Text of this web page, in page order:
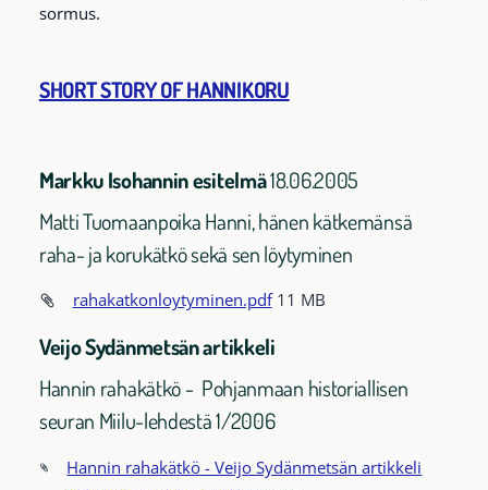
sormus.
SHORT STORY OF HANNIKORU
Markku Isohannin esitelmä18.06.2005
Matti Tuomaanpoika Hanni, hänen kätkemänsä
raha- ja korukätkö sekä sen löytyminen
rahakatkonloytyminen.pdf 11 MB
Veijo Sydänmetsän artikkeli
Hannin rahakätkö - Pohjanmaan historiallisen
seuran Miilu-lehdestä 1/2006
Hannin rahakätkö - Veijo Sydänmetsän artikkeli